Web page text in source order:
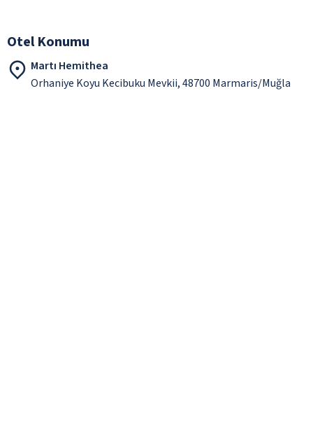
Otel Konumu
Martı Hemithea
Orhaniye Koyu Kecibuku Mevkii, 48700 Marmaris/Muğla